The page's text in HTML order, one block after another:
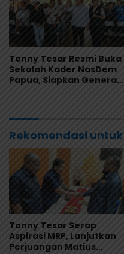
Tonny Tesar Resmi Buka
Sekolah Kader NasDem
Papua, Siapkan Generasi
Rekomendasi
Tonny Tesar Serap
Aspirasi MRP, Lanjutkan
Perjuangan Matius